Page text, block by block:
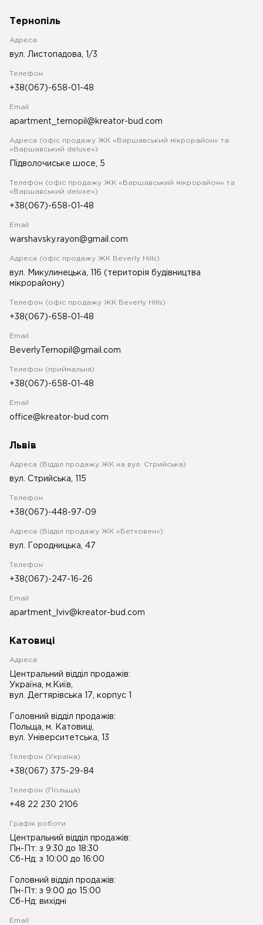
Тернопіль
Адреса
вул. Листопадова, 1/3
Телефон
+38(067)-658-01-48
Email
apartment_ternopil@kreator-bud.com
Адреса (офіс продажу ЖК «Варшавський мікрорайон» та
«Варшавський deluxe»)
Підволочиське шосе, 5
Телефон (офіс продажу ЖК «Варшавський мікрорайон» та
«Варшавський deluxe»)
+38(067)-658-01-48
Email
warshavsky.rayon@gmail.com
Адреса (офіс продажу ЖК Beverly Hills)
вул. Микулинецька, 116 (територія будівництва
мікрорайону)
Телефон (офіс продажу ЖК Beverly Hills)
+38(067)-658-01-48
Email
BeverlyTernopil@gmail.com
Телефон (приймальня)
+38(067)-658-01-48
Email
office@kreator-bud.com
Львів
Адреса (Відділ продажу ЖК на вул. Стрийська)
вул. Стрийська, 115
Телефон
+38(067)-448-97-09
Адреса (Відділ продажу ЖК «Бетховен»)
вул. Городницька, 47
Телефон
+38(067)-247-16-26
Email
apartment_lviv@kreator-bud.com
Катовиці
Адреса
Центральний відділ продажів:
Україна, м.Київ,
вул. Дегтярівська 17, корпус 1
Головний відділ продажів:
Польща, м. Катовиці,
вул. Університетська, 13
Телефон (Україна)
+38(067) 375-29-84
Телефон (Польща)
+48 22 230 2106
Графік роботи
Центральний відділ продажів:
Пн-Пт: з 9:30 до 18:30
Сб-Нд: з 10:00 до 16:00
Головний відділ продажів:
Пн-Пт: з 9:00 до 15:00
Сб-Нд: вихідні
Email